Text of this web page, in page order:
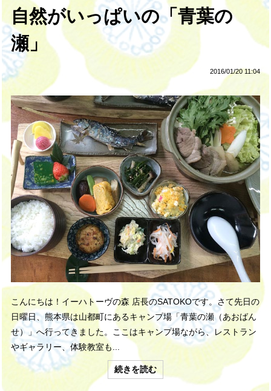
自然がいっぱいの「青葉の
瀬」
2016/01/20 11:04
こんにちは！イーハトーヴの森 店長のSATOKOです。さて先日の
日曜日、熊本県は山都町にあるキャンプ場「青葉の瀬（あおばん
せ）」へ行ってきました。ここはキャンプ場ながら、レストラン
やギャラリー、体験教室も...
続きを読む